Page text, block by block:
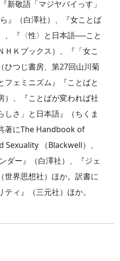
新敬語「マジヤバイっす」
』（白澤社）、『女ことば
、『〈性〉と日本語──こと
ＨＫブックス）、『「女こ
ひつじ書房、第27回山川菊
フェミニズム』『ことばと
）、『ことばが変われば社
しさ」と日本語』（ちくま
著にThe Handbook of
（Blackwell）、
ダー』（白澤社）、『ジェ
世界思想社）ほか。訳書に
ティ』（三元社）ほか。